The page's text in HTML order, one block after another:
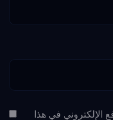
الإلكتروني في هذا